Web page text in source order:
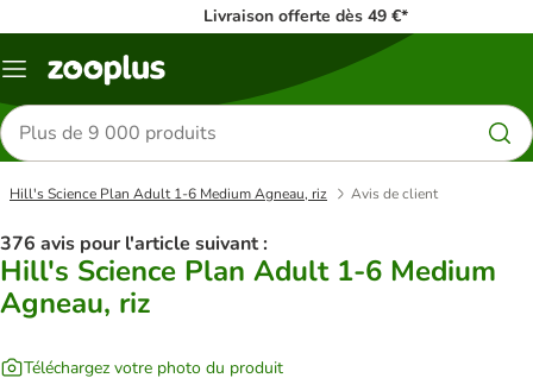
Livraison offerte dès 49 €*
Menu
Rechercher
des
produits
Hill's Science Plan Adult 1-6 Medium Agneau, riz Avis de client
376 avis pour l'article suivant :
Hill's Science Plan Adult 1-6 Medium
Agneau, riz
Téléchargez votre photo du produit